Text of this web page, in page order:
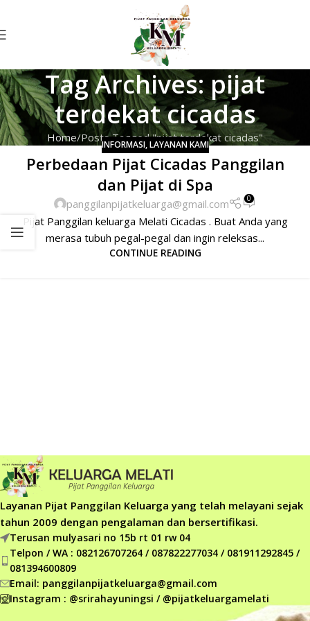
Tag Archives: pijat
terdekat cicadas
Home Posts Tagged "pijat terdekat cicadas"
INFORMASI,LAYANAN KAMI
Perbedaan Pijat Cicadas Panggilan
dan Pijat di Spa
panggilanpijatkeluarga@gmail.com 0
Pijat Panggilan keluarga Melati Cicadas . Buat Anda yang
merasa tubuh pegal-pegal dan ingin releksas...
CONTINUE READING
Layanan Pijat Panggilan Keluarga yang telah melayani sejak
tahun 2009 dengan pengalaman dan bersertifikasi.
Terusan mulyasari no 15b rt 01 rw 04
Telpon / WA : 082126707264 / 087822277034 / 081911292845 /
081394600809
Email: panggilanpijatkeluarga@gmail.com
Instagram : @srirahayuningsi / @pijatkeluargamelati